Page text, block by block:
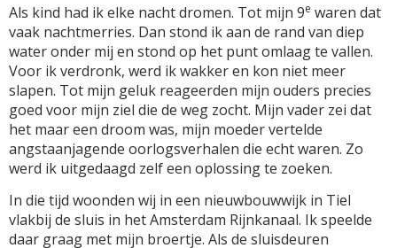
Als kind had ik elke nacht dromen. Tot mijn 9e waren dat
vaak nachtmerries. Dan stond ik aan de rand van diep
water onder mij en stond op het punt omlaag te vallen.
Voor ik verdronk, werd ik wakker en kon niet meer
slapen. Tot mijn geluk reageerden mijn ouders precies
goed voor mijn ziel die de weg zocht. Mijn vader zei dat
het maar een droom was, mijn moeder vertelde
angstaanjagende oorlogsverhalen die echt waren. Zo
werd ik uitgedaagd zelf een oplossing te zoeken.
In die tijd woonden wij in een nieuwbouwwijk in Tiel
vlakbij de sluis in het Amsterdam Rijnkanaal. Ik speelde
daar graag met mijn broertje. Als de sluisdeuren